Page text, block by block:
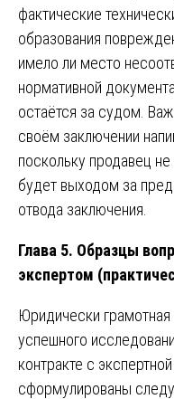
фактические
образования
имело ли место
нормативной
остаётся за судом.
своём заключении
поскольку продавец
будет выходом за
отвода заключения.
Глава 5. Образцы
экспертом
Юридически
успешного
контракте с
сформулированы